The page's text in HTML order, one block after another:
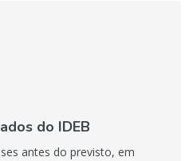
do IDEB
antes do previsto, em